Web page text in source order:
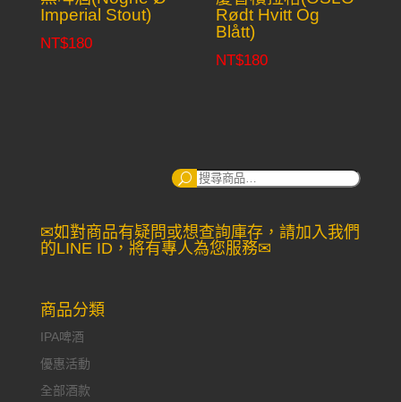
Imperial Stout)
NT$180
Rødt Hvitt Og
Blått)
NT$180
搜
✉如對商品有疑問或想查詢庫存，請加入我們
的LINE ID，將有專人為您服務✉
商品分類
IPA啤酒
優惠活動
全部酒款